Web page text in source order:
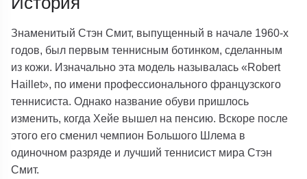
Знаменитый Стэн Смит, выпущенный в начале 1960-х
годов, был первым теннисным ботинком, сделанным
из кожи. Изначально эта модель называлась «Robert
Haillet», по имени профессионального французского
теннисиста. Однако название обуви пришлось
изменить, когда Хейе вышел на пенсию. Вскоре после
этого его сменил чемпион Большого Шлема в
одиночном разряде и лучший теннисист мира Стэн
Смит.